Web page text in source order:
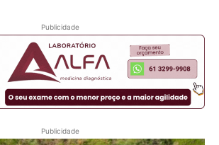
Publicidade
Publicidade